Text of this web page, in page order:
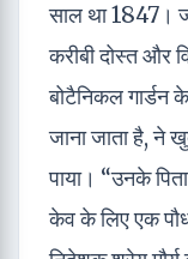
साल था 1847।
करीबी दोस्त और
बोटैनिकल गार्डन
जाना जाता है, ने
पाया। “उनके
केव के लिए एक